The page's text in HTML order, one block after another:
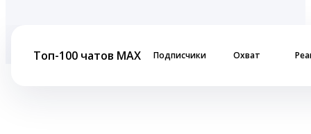
Топ-100 чатов MAX Подписчики Охват